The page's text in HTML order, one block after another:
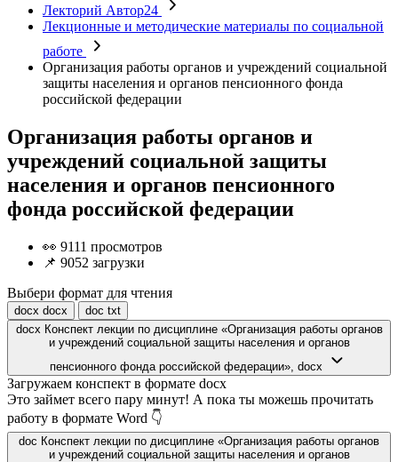
Лекторий Автор24
Лекционные и методические материалы по социальной
работе
Организация работы органов и учреждений социальной
защиты населения и органов пенсионного фонда
российской федерации
Организация работы органов и
учреждений социальной защиты
населения и органов пенсионного
фонда российской федерации
👀 9111 просмотров
📌 9052 загрузки
Выбери формат для чтения
docx docx doc txt
docx Конспект лекции по дисциплине «Организация работы органов
и учреждений социальной защиты населения и органов
пенсионного фонда российской федерации», docx
Загружаем конспект в формате docx
Это займет всего пару минут! А пока ты можешь прочитать
работу в формате Word 👇
doc Конспект лекции по дисциплине «Организация работы органов
и учреждений социальной защиты населения и органов